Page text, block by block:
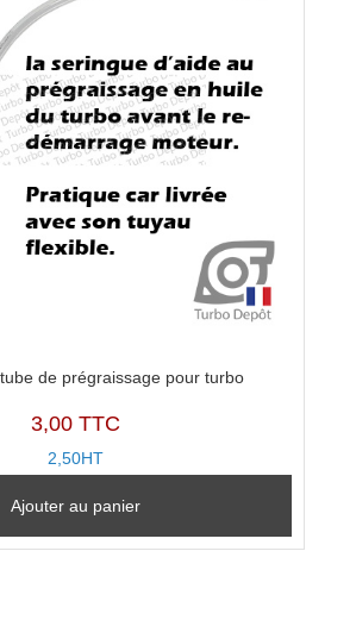
de prégraissage pour turbo
3,00 TTC
2,50HT
Ajouter au panier